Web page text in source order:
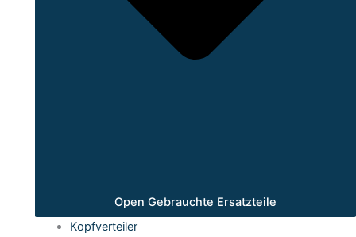
Open Gebrauchte Ersatzteile
Kopfverteiler